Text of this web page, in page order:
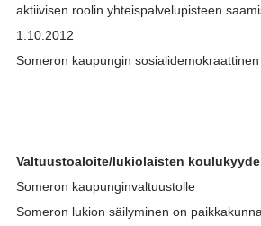
aktiivisen roolin yhteispalvelupisteen
1.10.2012
Someron kaupungin
Valtuustoaloite/lukiolaisten
Someron kaupunginvaltuustolle
Someron lukion säilyminen on